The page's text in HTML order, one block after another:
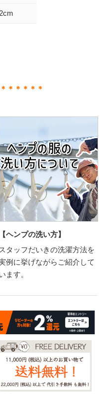
＊＊＊＊＊
【ヘンプの洗い方】
スタッフだいきの洗濯方法を
例に挙げながらご紹介して
ます。